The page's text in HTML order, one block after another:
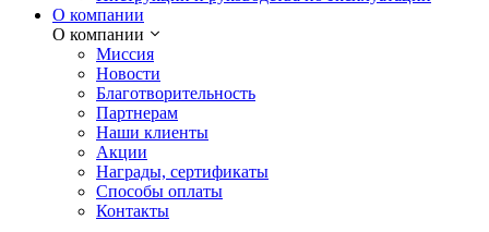
О компании
О компании
Миссия
Новости
Благотворительность
Партнерам
Наши клиенты
Акции
Награды, сертификаты
Способы оплаты
Контакты